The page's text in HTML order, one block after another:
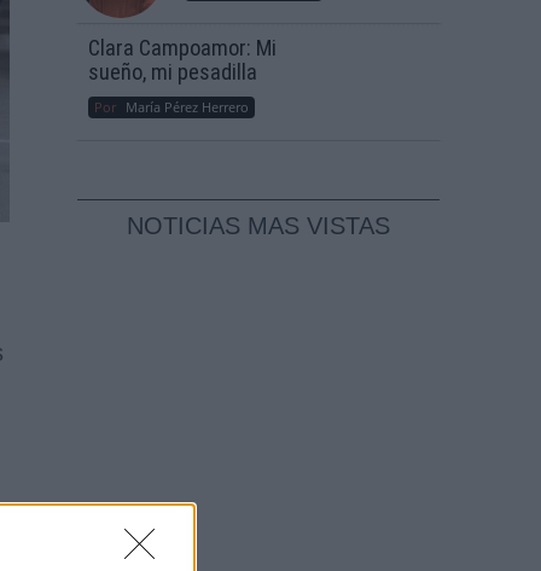
Clara Campoamor: Mi
sueño, mi pesadilla
Por María Pérez Herrero
NOTICIAS MAS VISTAS